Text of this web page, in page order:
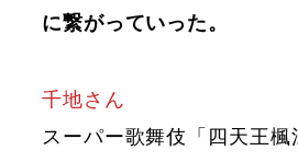
に繋がっていった。
千地さん
スーパー歌舞伎「四天王楓